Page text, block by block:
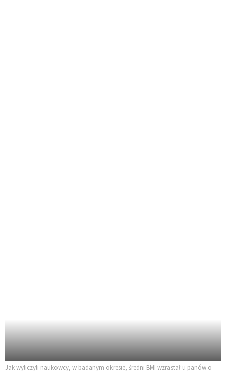
Jak wyliczyli naukowcy, w badanym okresie, średni BMI wzrastał u panów o